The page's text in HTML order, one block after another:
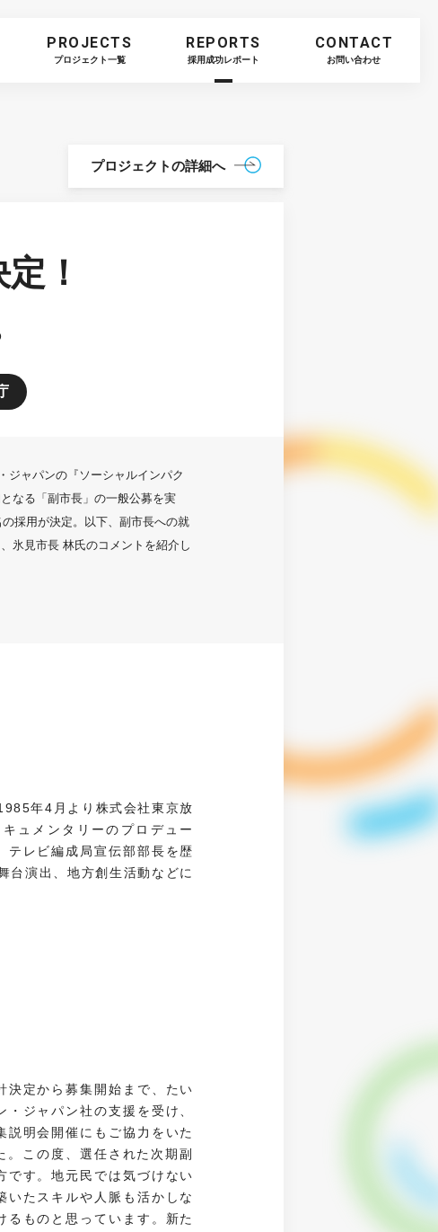
PROJECTS
プロジェクト一覧
REPORTS
採用成功レポート
CONTACT
お問い合わせ
プロジェクトの詳細へ
！
ジャパンの『ソーシャルインパク
なる「副市長」の一般公募を実
採用が決定。以下、副市長への就
氷見市長 林氏のコメントを紹介し
年4月より株式会社東京放
ュメンタリーのプロデュー
テレビ編成局宣伝部部長を歴
台演出、地方創生活動などに
決定から募集開始まで、たい
ジャパン社の支援を受け、
説明会開催にもご協力をいた
この度、選任された次期副
です。地元民では気づけない
いたスキルや人脈も活かしな
るものと思っています。新た